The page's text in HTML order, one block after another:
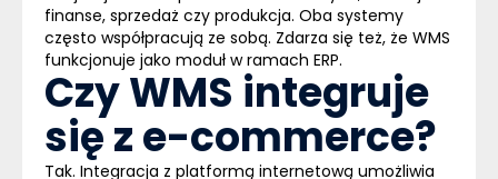
finanse, sprzedaż czy produkcja. Oba systemy
często współpracują ze sobą. Zdarza się też, że WMS
funkcjonuje jako moduł w ramach ERP.
Czy WMS integruje
się z e-commerce?
Tak. Integracja z platformą internetową umożliwia